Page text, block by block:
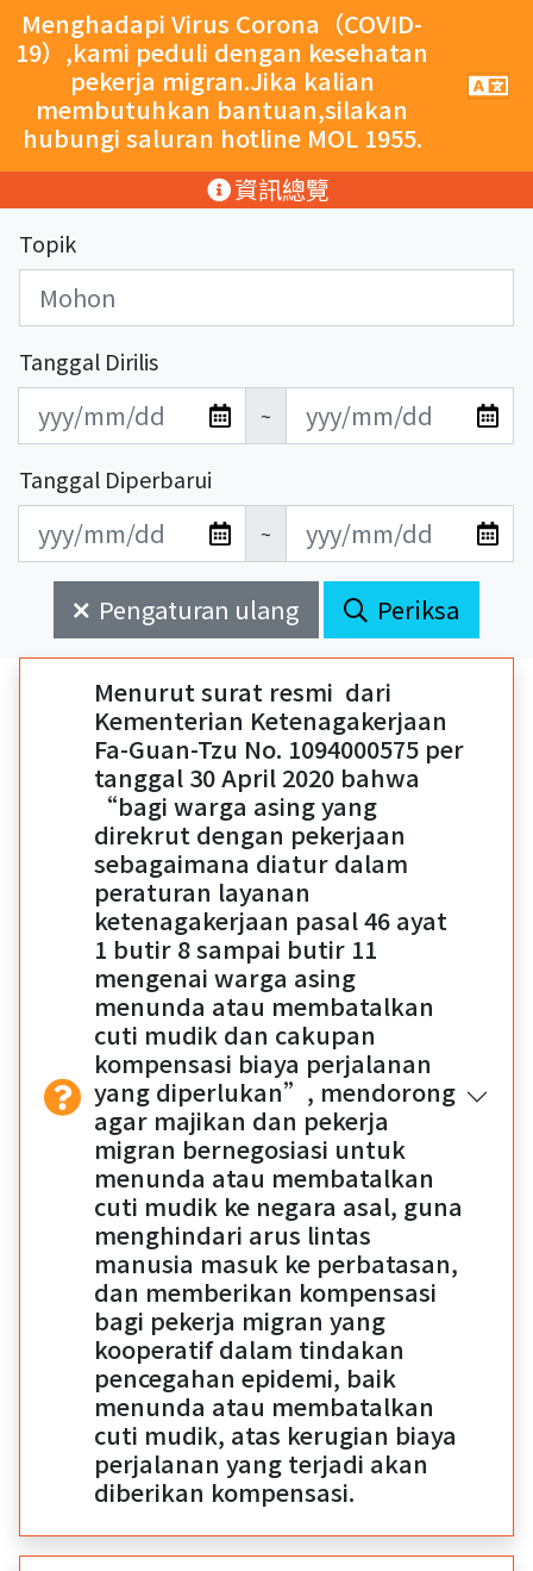
跳至主要內容
Menghadapi Virus Corona（COVID-
19）,kami peduli dengan kesehatan
pekerja migran.Jika kalian
membutuhkan bantuan,silakan
hubungi saluran hotline MOL 1955.
手
機
按
鈕
資訊總覽
Topik
Tanggal Dirilis
日
期
開
始
~
日
期
結
束
Tanggal Diperbarui
~
Pengaturan ulang Periksa
Menurut surat resmi dari
Kementerian Ketenagakerjaan
Fa-Guan-Tzu No. 1094000575 per
tanggal 30 April 2020 bahwa
“bagi warga asing yang
direkrut dengan pekerjaan
sebagaimana diatur dalam
peraturan layanan
ketenagakerjaan pasal 46 ayat
1 butir 8 sampai butir 11
mengenai warga asing
menunda atau membatalkan
cuti mudik dan cakupan
kompensasi biaya perjalanan
yang diperlukan”, mendorong
agar majikan dan pekerja
migran bernegosiasi untuk
menunda atau membatalkan
cuti mudik ke negara asal, guna
menghindari arus lintas
manusia masuk ke perbatasan,
dan memberikan kompensasi
bagi pekerja migran yang
kooperatif dalam tindakan
pencegahan epidemi, baik
menunda atau membatalkan
cuti mudik, atas kerugian biaya
perjalanan yang terjadi akan
diberikan kompensasi.